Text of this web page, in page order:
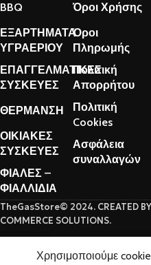
BBQ
ΕΞΑΡΤΗΜΑΤΑ
ΥΓΡΑΕΡΙΟΥ
ΕΠΑΓΓΕΛΜΑΤΙΚΕΣ
ΣΥΣΚΕΥΕΣ
ΘΕΡΜΑΝΣΗ
ΟΙΚΙΑΚΕΣ
ΣΥΣΚΕΥΕΣ
ΦΙΑΛΕΣ –
ΦΙΑΛΛΙΔΙΑ
Όροι Χρήσης
Όροι
Πληρωμής
Πολιτική
Απορρήτου
Πολιτική
Cookies
Ασφάλεια
συναλλαγών
TheGasStore© 2024. CREATED BY
COMMERCE SOLUTIONS.
Χρησιμοποιούμε